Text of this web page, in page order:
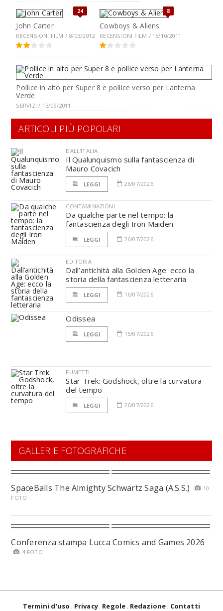
24
John Carter
RECENSIONI FILM / 8/03/2012
8
Cowboys & Aliens
RECENSIONI FILM / 15/10/2011
Pollice in alto per Super 8 e pollice verso per Lanterna
Verde
SERVIZI / 13/09/2011
ARTICOLI PIÙ POPOLARI
DALL'ITALIA
Il Qualunquismo sulla fantascienza di
Mauro Covacich
LEGGI 26/07/2026
CONTAMINAZIONI
Da qualche parte nel tempo: la
fantascienza degli Iron Maiden
LEGGI 26/07/2026
EDITORIA
Dall’antichità alla Golden Age: ecco la
storia della fantascienza letteraria
LEGGI 16/07/2026
Odissea
LEGGI 15/07/2026
FUMETTI
Star Trek: Godshock, oltre la curvatura
del tempo
LEGGI 26/07/2026
GALLERIE FOTOGRAFICHE
SpaceBalls The Almighty Schwartz Saga (A.S.S.)
10
FOTO
Conferenza stampa Lucca Comics and Games 2026
4 FOTO
Termini d'uso Privacy Regole Redazione Contatti